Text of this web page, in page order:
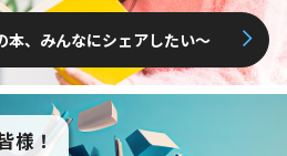
本、みんなにシェアしたい〜
様！